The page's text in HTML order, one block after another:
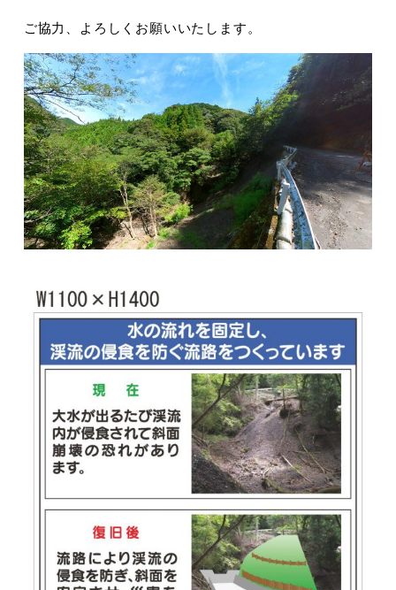
ご協力、よろしくお願いいたします。